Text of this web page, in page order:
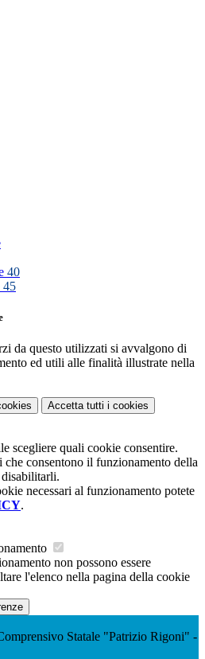
40
45
da questo utilizzati si avvalgono di
ed utili alle finalità illustrate nella
Accetta tutti i cookies
scegliere quali cookie consentire.
che consentono il funzionamento della
necessari al funzionamento potete
.
non possono essere
l'elenco nella pagina della cookie
Statale "Patrizio Rigoni" -